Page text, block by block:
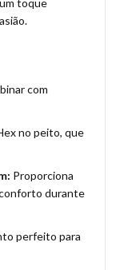
com
no peito, que
Proporciona
durante
perfeito para